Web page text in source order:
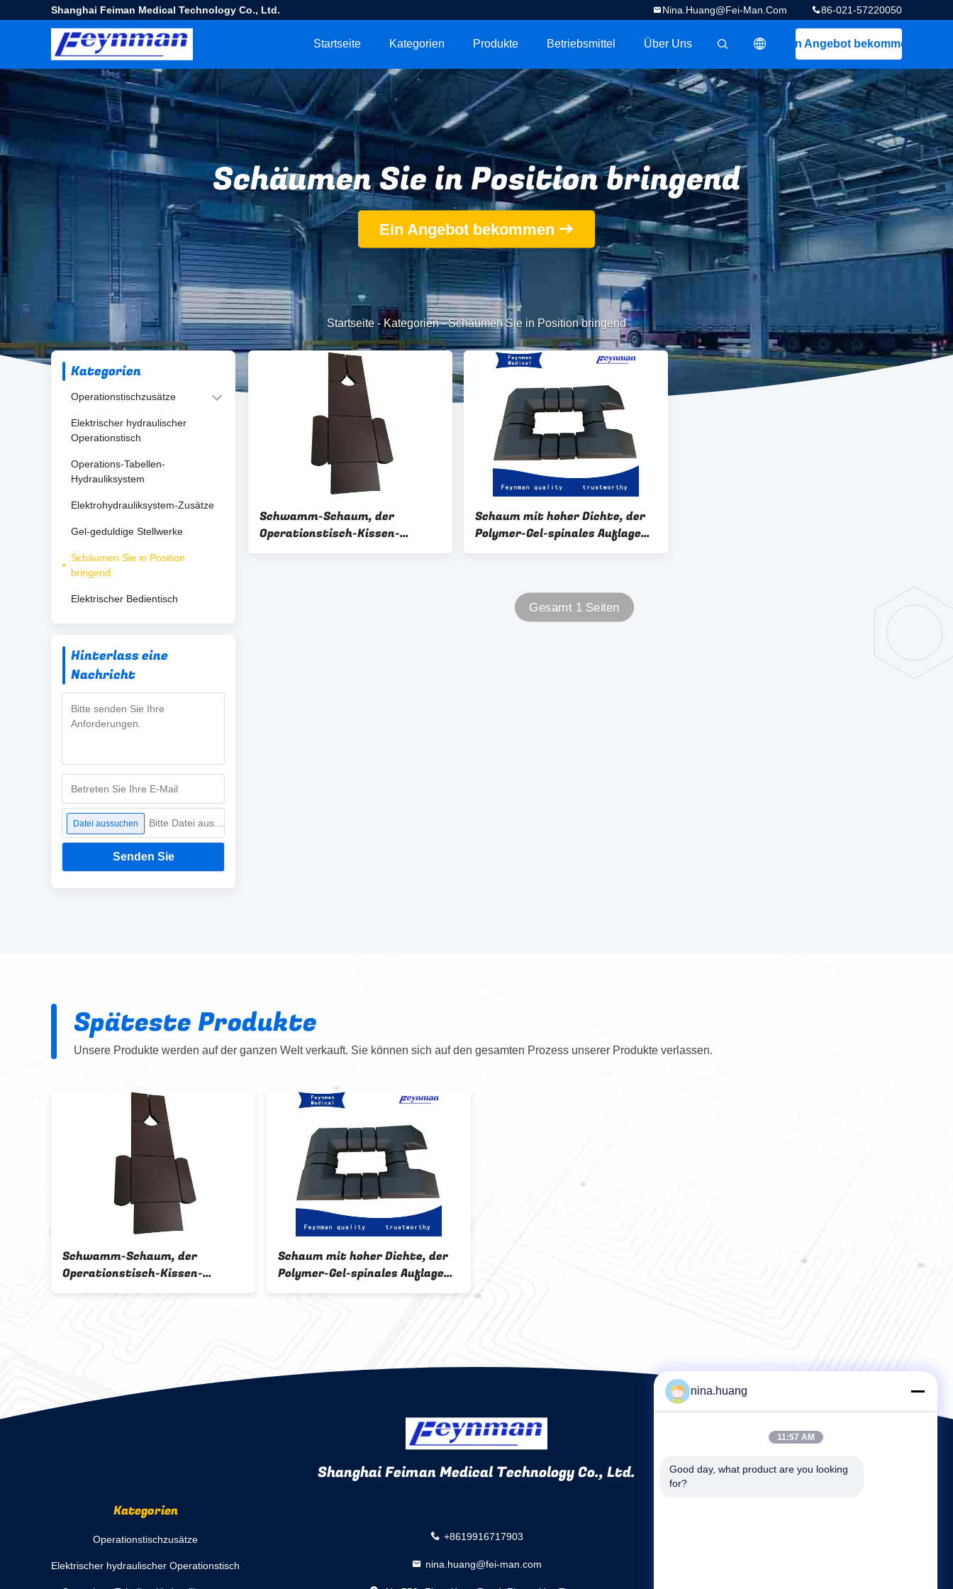
Shanghai Feiman Medical Technology Co., Ltd. 86-021-57220050
Nina.huang@fei-Man.com
Ein Angebot bekommen
描述
Startseite Kategorien Produkte Betriebsmittel Über Uns
Schäumen Sie in Position bringend
Ein Angebot bekommen
Startseite - Kategorien-Schäumen Sie in Position bringend
Kategorien
Operationstischzusätze
Elektrischer hydraulischer
Operationstisch
Operations-Tabellen-
Hydrauliksystem
Elektrohydrauliksystem-Zusätze
Gel-geduldige Stellwerke
Schäumen Sie in Position
bringend
Elektrischer Bedientisch
Hinterlass eine
Nachricht
Datei aussuchen
Senden Sie
Schwamm-Schaum, der
Operationstisch-Kissen-
chirurgische Tischauflagen in
Schaum mit hoher Dichte, der
Polymer-Gel-spinales Auflagen-
Chirurgie-Kissen für
Gesamt 1 Seiten
Späteste Produkte
Unsere Produkte werden auf der ganzen Welt verkauft. Sie können sich auf den gesamten Prozess unserer Produkte verlassen.
Schwamm-Schaum, der
Operationstisch-Kissen-
chirurgische Tischauflagen in
Schaum mit hoher Dichte, der
Polymer-Gel-spinales Auflagen-
Chirurgie-Kissen für
Shanghai Feiman Medical Technology Co., Ltd.
Kategorien
Operationstischzusätze
Elektrischer hydraulischer Operationstisch
+8619916717903
nina.huang@fei-man.com
nina.huang
11:57 AM
Good day, what product are you looking
for?